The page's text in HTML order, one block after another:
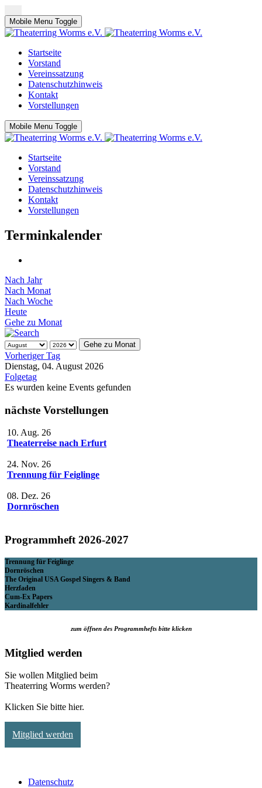
Mobile Menu Toggle
Startseite
Vorstand
Vereinssatzung
Datenschutzhinweis
Kontakt
Vorstellungen
Mobile Menu Toggle
Startseite
Vorstand
Vereinssatzung
Datenschutzhinweis
Kontakt
Vorstellungen
Terminkalender
Nach Jahr
Nach Monat
Nach Woche
Heute
Gehe zu Monat
Gehe zu Monat
Vorheriger Tag
Dienstag, 04. August 2026
Folgetag
Es wurden keine Events gefunden
nächste Vorstellungen
10. Aug. 26
Theaterreise nach Erfurt
24. Nov. 26
Trennung für Feiglinge
08. Dez. 26
Dornröschen
Programmheft 2026-2027
Trennung für Feiglinge
Dornröschen
The Original USA Gospel Singers & Band
Herzfaden
Cum-Ex Papers
Kardinalfehler
zum öffnen des Programmhefts bitte klicken
Mitglied werden
Sie wollen Mitglied beim
Theaterring Worms werden?
Klicken Sie bitte hier.
Mitglied werden
Datenschutz